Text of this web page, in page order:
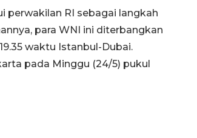
perwakilan RI sebagai langkah
para WNI ini diterbangkan
waktu Istanbul-Dubai.
pada Minggu (24/5) pukul